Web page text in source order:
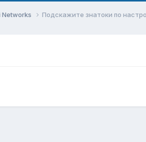
Networks Подскажите знатоки по